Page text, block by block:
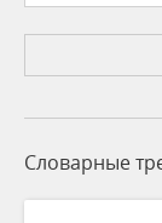
Словарные